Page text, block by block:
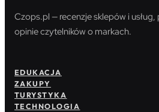
Czops.pl — recenzje sklepów i
opinie czytelników o markach.
EDUKACJA
ZAKUPY
TURYSTYKA
TECHNOLOGIA